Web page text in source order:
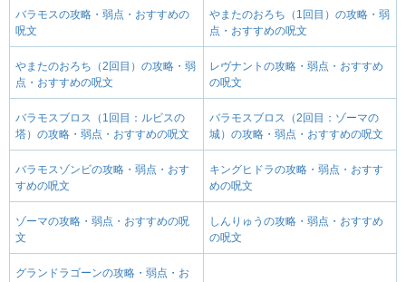
バラモスの攻略・弱点・おすすめの
呪文
やまたのおろち（1回目）の攻略・弱
点・おすすめの呪文
やまたのおろち（2回目）の攻略・弱
点・おすすめの呪文
レヴナントの攻略・弱点・おすすめ
の呪文
バラモスブロス（1回目：ルビスの
塔）の攻略・弱点・おすすめの呪文
バラモスブロス（2回目：ゾーマの
城）の攻略・弱点・おすすめの呪文
バラモスゾンビの攻略・弱点・おす
すめの呪文
キングヒドラの攻略・弱点・おすす
めの呪文
ゾーマの攻略・弱点・おすすめの呪
文
しんりゅうの攻略・弱点・おすすめ
の呪文
グランドラゴーンの攻略・弱点・お